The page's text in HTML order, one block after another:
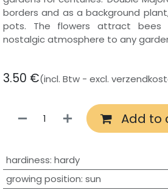
borders and as a background
pots. The flowers attract
nostalgic atmosphere to any
3.50 €(incl. Btw - excl.
Add to
hardiness: hardy
growing position: sun